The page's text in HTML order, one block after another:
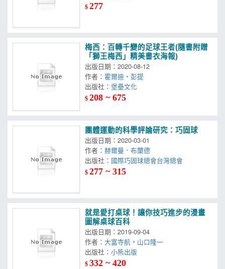
$277
梅西：百轉千變的足球王者(隨書附贈
「獅王梅西」精美書衣海報)
出版日期：2020-08-12
作者： 霍爾迪‧彭提
出版社：
$208 ~ 675
團體運動的科學評論研究：巧固球
出版日期：2020-03-01
作者：赫爾曼．布蘭德
出版社：
$277 ~ 315
就是愛打桌球！讓你技巧進步的漫畫
圖解桌球百科
出版日期：2019-09-04
作者：大富寺航 ， 山口隆一
出版社：
$332 ~ 420